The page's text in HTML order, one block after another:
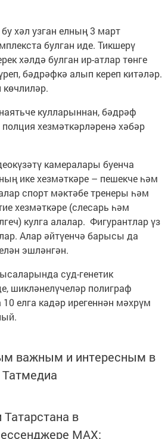
хәл узган елның 3 март
булган иде. Тикшерү
хәлдә булган ир-атлар төнге
бәдрәфкә алып кереп китәләр.
кулларыннан, бәдрәф
хезмәткәрләренә хәбәр
камералары буенча
ике хезмәткәре – пешекче һәм
спорт мәктәбе тренеры һәм
хезмәткәре (слесарь һәм
кулга алалар. Фигурантлар үз
Алар әйтүенчә барысы да
эшләнгән.
суд-генетик
шикләнелүчеләр полиграф
елга кадәр ирегеннән мәхрүм
важным и интересным в
Татмедиа
Татарстана в
MАХ: